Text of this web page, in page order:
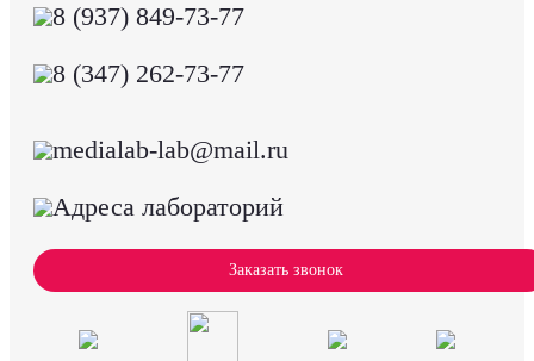
8 (937) 849-73-77
8 (347) 262-73-77
medialab-lab@mail.ru
Адреса лабораторий
Заказать звонок